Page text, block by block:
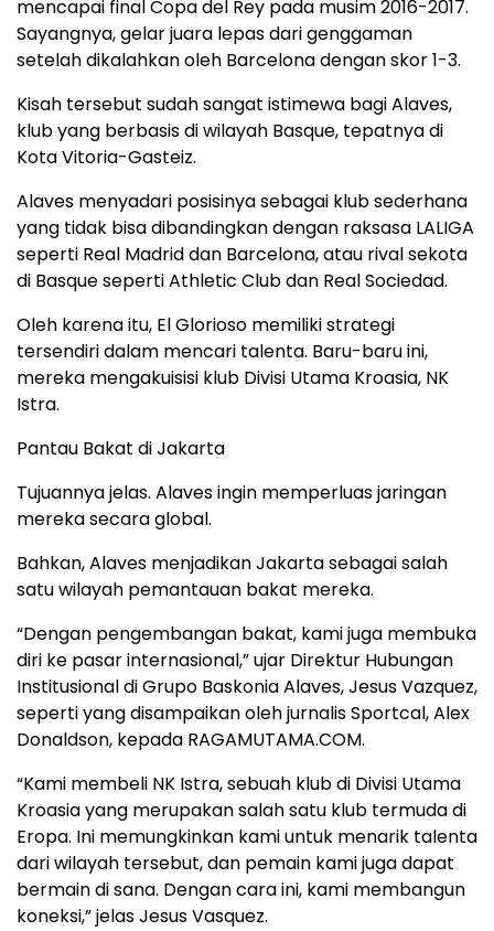
mencapai final Copa del Rey pada musim 2016-2017.
Sayangnya, gelar juara lepas dari genggaman
setelah dikalahkan oleh Barcelona dengan skor 1-3.
Kisah tersebut sudah sangat istimewa bagi Alaves,
klub yang berbasis di wilayah Basque, tepatnya di
Kota Vitoria-Gasteiz.
Alaves menyadari posisinya sebagai klub sederhana
yang tidak bisa dibandingkan dengan raksasa LALIGA
seperti Real Madrid dan Barcelona, atau rival sekota
di Basque seperti Athletic Club dan Real Sociedad.
Oleh karena itu, El Glorioso memiliki strategi
tersendiri dalam mencari talenta. Baru-baru ini,
mereka mengakuisisi klub Divisi Utama Kroasia, NK
Istra.
Pantau Bakat di Jakarta
Tujuannya jelas. Alaves ingin memperluas jaringan
mereka secara global.
Bahkan, Alaves menjadikan Jakarta sebagai salah
satu wilayah pemantauan bakat mereka.
“Dengan pengembangan bakat, kami juga membuka
diri ke pasar internasional,” ujar Direktur Hubungan
Institusional di Grupo Baskonia Alaves, Jesus Vazquez,
seperti yang disampaikan oleh jurnalis Sportcal, Alex
Donaldson, kepada RAGAMUTAMA.COM.
“Kami membeli NK Istra, sebuah klub di Divisi Utama
Kroasia yang merupakan salah satu klub termuda di
Eropa. Ini memungkinkan kami untuk menarik talenta
dari wilayah tersebut, dan pemain kami juga dapat
bermain di sana. Dengan cara ini, kami membangun
koneksi,” jelas Jesus Vasquez.